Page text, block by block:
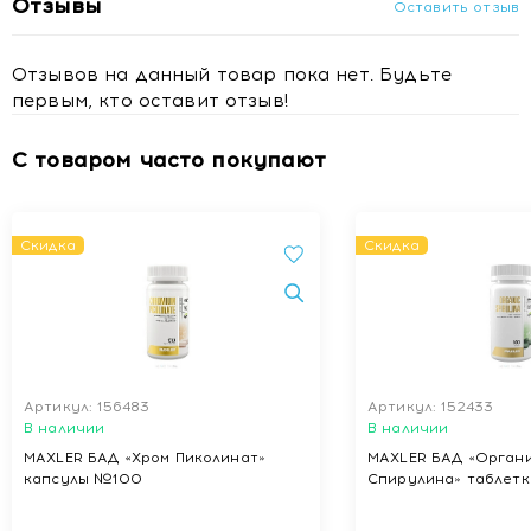
Не рекомендуется применение продукта лицам моложе
18 лет, беременным и кормящим грудью женщинам.
Купить Solgar (Солгар) Модуляторы глюкозы таблетки
Отзывы Оставить отзыв
Отзывов на данный товар пока нет. Будьте
первым, кто оставит отзыв!
С товаром часто покупают
Скидка
Артикул: 156483
В наличии
MAXLER БАД «Хром Пиколинат»
капсулы №100
Скидка
Артикул: 152433
В наличии
MAXLER БАД
Спирулина»